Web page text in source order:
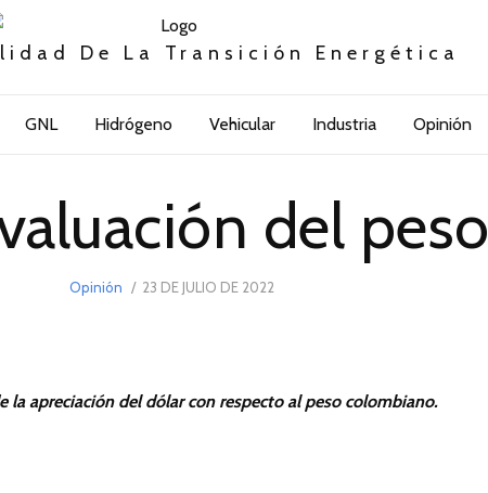
De La Transición Energética
GNL Hidrógeno Vehicular Industria Opinión
del peso
Opinión
POSTED
23 DE JULIO DE 2022
la apreciación del dólar con respecto al peso colombiano.